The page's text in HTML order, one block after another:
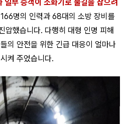
일부 승객이 소화기로 불길을 잡으려
명의 인력과 68대의 소방 장비를
압했습니다. 다행히 대형 인명 피해
의 안전을 위한 긴급 대응이 얼마나
켜 주었습니다.